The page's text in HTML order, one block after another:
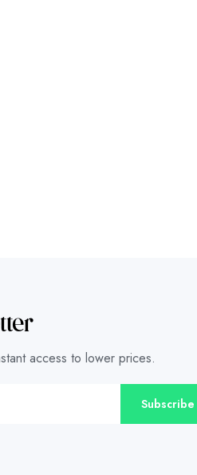
access to lower prices.
Subscribe